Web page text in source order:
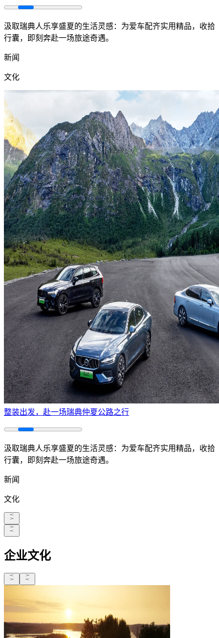
汲取瑞典人乐享盛夏的生活灵感：为爱车配齐实用精品，收拾
行囊，即刻奔赴一场旅途奇遇。
新闻
文化
整装出发，赴一场瑞典仲夏公路之行
汲取瑞典人乐享盛夏的生活灵感：为爱车配齐实用精品，收拾
行囊，即刻奔赴一场旅途奇遇。
新闻
文化
企业文化